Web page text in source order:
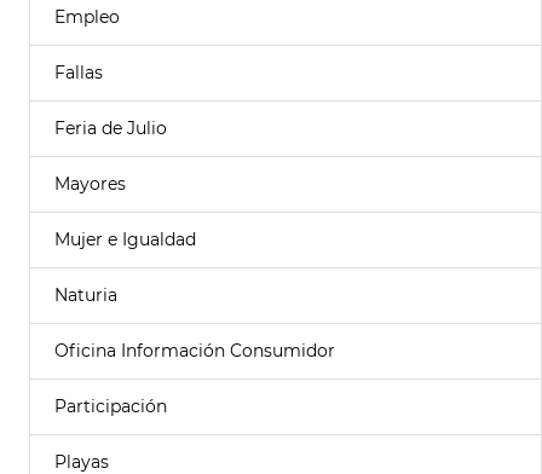
Empleo
Fallas
Feria de Julio
Mayores
Mujer e Igualdad
Naturia
Oficina Información Consumidor
Participación
Playas